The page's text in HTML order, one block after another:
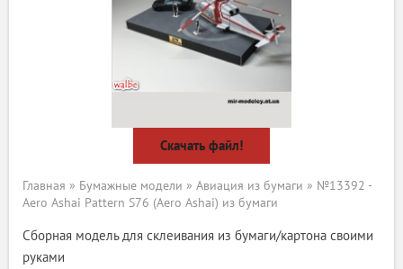
Скачать файл!
Главная » Бумажные модели » Авиация из бумаги » №13392 -
Aero Ashai Pattern S76 (Aero Ashai) из бумаги
Сборная модель для склеивания из бумаги/картона своими
руками